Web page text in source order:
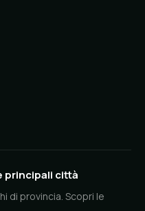
principali città
di provincia. Scopri le